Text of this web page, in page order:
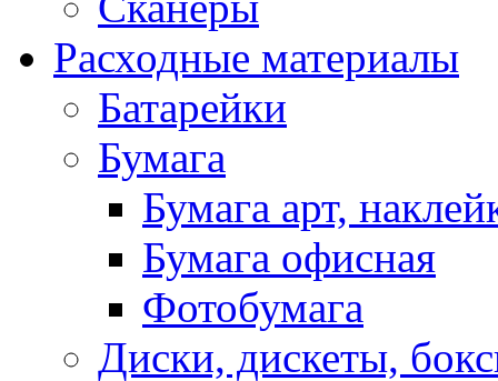
Расходные материалы
Батарейки
Бумага
Бумага арт,
Бумага офисная
Фотобумага
Диски, дискеты,